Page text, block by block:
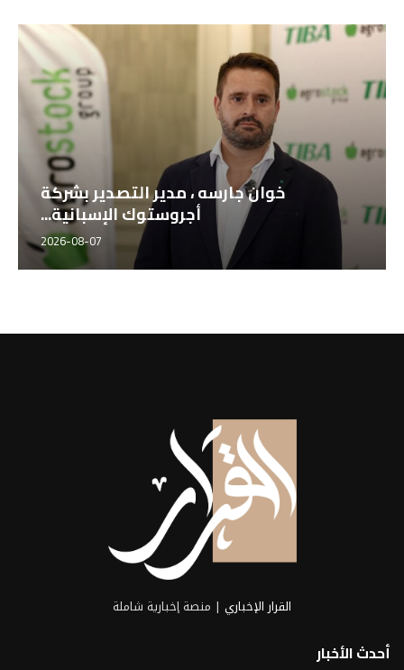
خوان جارسه ، مدير التصدير بشركة
أجروستوك الإسبانية...
2026-08-07
القرار الإخباري | منصة إخبارية شاملة
أحدث الأخبار